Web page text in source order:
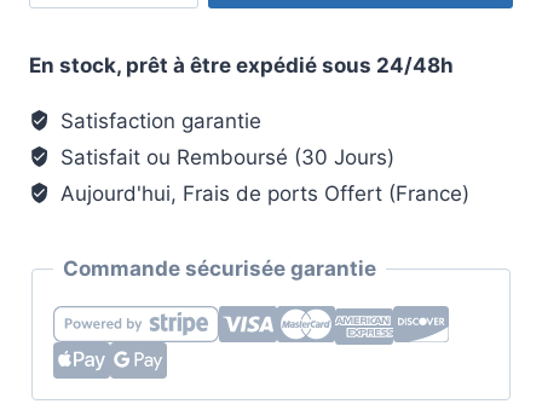
Patère
bois
brut
-
(Lot
x4)
En stock, prêt à être expédié sous 24/48h
Satisfaction garantie
Satisfait ou Remboursé (30 Jours)
Aujourd'hui, Frais de ports Offert (France)
Commande sécurisée garantie